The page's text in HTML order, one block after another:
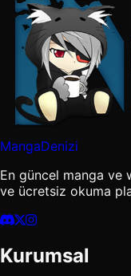
MangaDenizi
En güncel manga ve
ve ücretsiz okuma
Kurumsal